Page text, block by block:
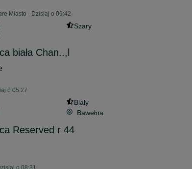
Miasto - Dzisiaj o 09:42
Szary
biała Chan..,l
o 05:27
Biały
Bawełna
Reserved r 44
o 08:31